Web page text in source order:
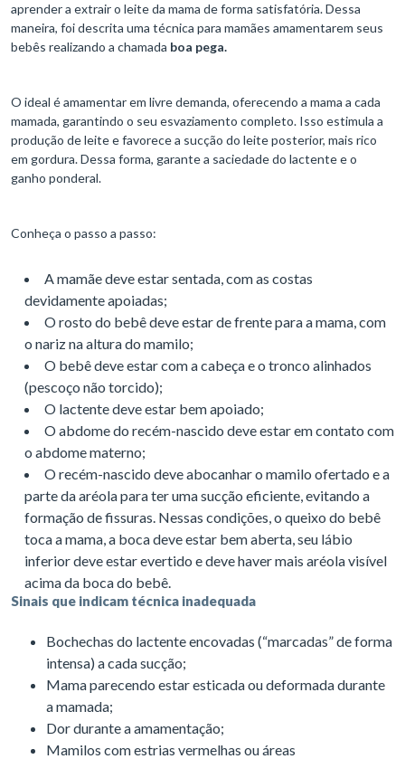
aprender a extrair o leite da mama de forma satisfatória. Dessa
maneira, foi descrita uma técnica para mamães amamentarem seus
bebês realizando a chamada boa pega.
O ideal é amamentar em livre demanda, oferecendo a mama a cada
mamada, garantindo o seu esvaziamento completo. Isso estimula a
produção de leite e favorece a sucção do leite posterior, mais rico
em gordura. Dessa forma, garante a saciedade do lactente e o
ganho ponderal.
Conheça o passo a passo:
A mamãe deve estar sentada, com as costas
devidamente apoiadas;
O rosto do bebê deve estar de frente para a mama, com
o nariz na altura do mamilo;
O bebê deve estar com a cabeça e o tronco alinhados
(pescoço não torcido);
O lactente deve estar bem apoiado;
O abdome do recém-nascido deve estar em contato com
o abdome materno;
O recém-nascido deve abocanhar o mamilo ofertado e a
parte da aréola para ter uma sucção eficiente, evitando a
formação de fissuras. Nessas condições, o queixo do bebê
toca a mama, a boca deve estar bem aberta, seu lábio
inferior deve estar evertido e deve haver mais aréola visível
acima da boca do bebê.
Sinais que indicam técnica inadequada
Bochechas do lactente encovadas (“marcadas” de forma
intensa) a cada sucção;
Mama parecendo estar esticada ou deformada durante
a mamada;
Dor durante a amamentação;
Mamilos com estrias vermelhas ou áreas